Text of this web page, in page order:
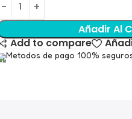
Añadir Al
Add to compare
Metodos de pago 100%